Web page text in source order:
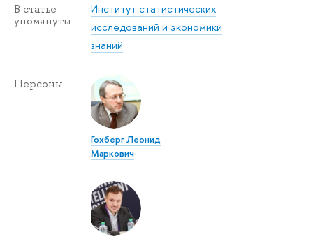
В статье
упомянуты
Институт статистических
исследований и экономики
знаний
Персоны
Гохберг Леонид
Маркович